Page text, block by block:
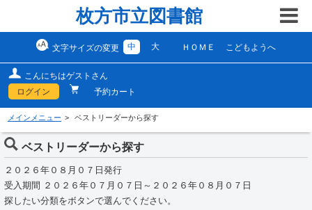
枚方市立図書館
文字サイズの変更 中 大 ＨＯＭＥ こどもようへ
こんにちはゲストさん
ログイン
予約カート
メインメニュー ベストリーダーから探す
ベストリーダーから探す
２０２６年０８月０７日発行
受入期間 ２０２６年０７月０７日～２０２６年０８月０７日
探したい分類をボタンで選んでください。